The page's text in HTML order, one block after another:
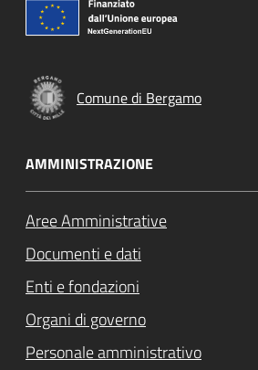
Comune di Bergamo
AMMINISTRAZIONE
Aree Amministrative
Documenti e dati
Enti e fondazioni
Organi di governo
Personale amministrativo